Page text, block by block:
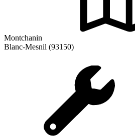
Montchanin
Blanc-Mesnil (93150)